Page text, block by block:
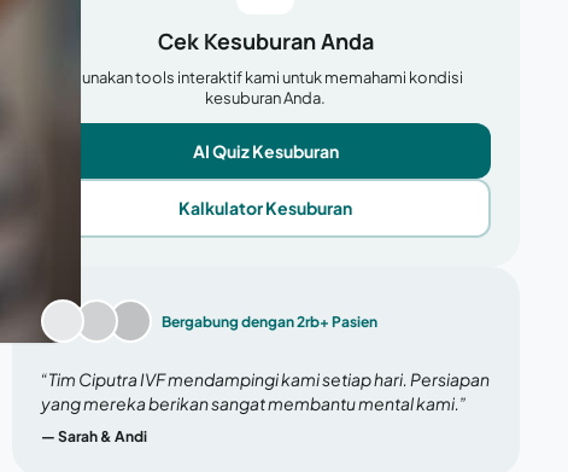
Cek Kesuburan Anda
Gunakan tools interaktif kami untuk memahami kondisi
kesuburan Anda.
AI Quiz Kesuburan
Kalkulator Kesuburan
Bergabung dengan 2rb+ Pasien
“Tim Ciputra IVF mendampingi kami setiap hari. Persiapan
yang mereka berikan sangat membantu mental kami.”
— Sarah & Andi